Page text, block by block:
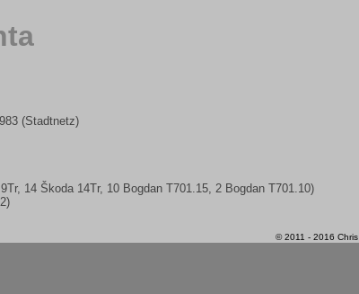
(Stadtnetz)
14 Škoda 14Tr, 10 Bogdan T701.15, 2 Bogdan T701.10)
© 2011 - 2016 Chris